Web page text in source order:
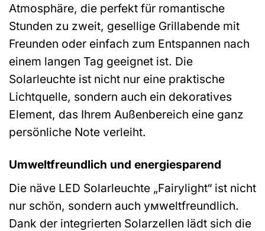
Atmosphäre, die perfekt für romantische
Stunden zu zweit, gesellige Grillabende mit
Freunden oder einfach zum Entspannen nach
einem langen Tag geeignet ist. Die
Solarleuchte ist nicht nur eine praktische
Lichtquelle, sondern auch ein dekoratives
Element, das Ihrem Außenbereich eine ganz
persönliche Note verleiht.
Umweltfreundlich und energiesparend
Die näve LED Solarleuchte „Fairylight“ ist nicht
nur schön, sondern auch умweltfreundlich.
Dank der integrierten Solarzellen lädt sich die